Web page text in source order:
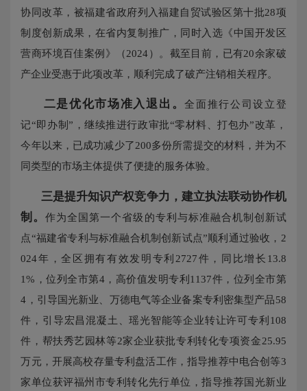
协同改革，被福建省政府列入福建自贸试验区第十批28项
制度创新成果，在省内复制推广，同时入选《中国开发区
营商环境百佳案例》（2024）。截至目前，已有20余家破
产企业受惠于此项改革，顺利完成了破产注销相关程序。
二是优化市场准入退出。全面推行公司设立登
记“即办制”，继续推进行政审批“零材料、打包办”改革，
今年以来，已成功减少了200多份所需提交的材料，并为不
同类型的市场主体提供了便捷的服务体验。
三是提升知识产权竞争力，建立执法联动协作机
制 。作为全国第一个省级的专利与标准融合机制创新试
点“福建省专利与标准融合机制创新试点”顺利通过验收，2
024年，全区拥有有效发明专利2727件，同比增长13.8
1%，位列全市第4，高价值发明专利1137件，位列全市第
4，引导国光新业、万德电气等企业备案专利密集型产品58
件，引导宏昌混凝土、瑶光智能等企业转让许可专利108
件，帮扶秀艺园林等2家企业获批专利转化专项资金25.95
万元，开展高校存量专利盘活工作，指导推荐中电合创等3
家单位获评福州市专利转化先行单位，指导推荐国光新业